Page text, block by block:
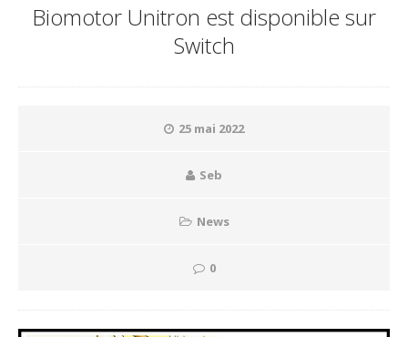
Biomotor Unitron est disponible sur
Switch
25 mai 2022
Seb
News
0